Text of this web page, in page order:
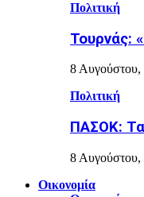
Πολιτική
Τουρνάς:
8 Αυγούστου,
Πολιτική
ΠΑΣΟΚ: Τα
8 Αυγούστου,
Οικονομία